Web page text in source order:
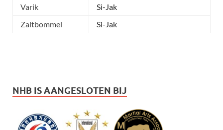
Varik
Si-Jak
Zaltbommel
Si-Jak
NHB IS AANGESLOTEN BIJ